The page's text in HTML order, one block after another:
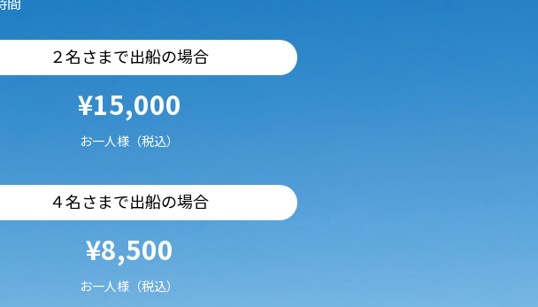
２名さまで出船の場合
¥15,000
お一人様（税込）
４名さまで出船の場合
¥8,500
お一人様（税込）